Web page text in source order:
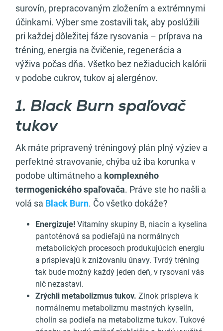
surovín, prepracovaným zložením a extrémnymi
účinkami. Výber sme zostavili tak, aby poslúžili
pri každej dôležitej fáze rysovania – príprava na
tréning, energia na čvičenie, regenerácia a
výživa počas dňa. Všetko bez nežiaducich kalórii
v podobe cukrov, tukov aj alergénov.
1. Black Burn spaľovač
tukov
Ak máte pripravený tréningový plán plný výziev a
perfektné stravovanie, chýba už iba korunka v
podobe ultimátneho a komplexného
termogenického spaľovača. Práve ste ho našli a
volá sa Black Burn. Čo všetko dokáže?
Energizuje! Vitamíny skupiny B, niacín a kyselina
pantoténová sa podieľajú na normálnych
metabolických procesoch produkujúcich energiu
a prispievajú k znižovaniu únavy. Tvrdý tréning
tak bude možný každý jeden deň, v rysovaní vás
nič nezastaví.
Zrýchli metabolizmus tukov. Zinok prispieva k
normálnemu metabolizmu mastných kyselín,
cholín sa podieľa na metabolizme tukov. Tukové